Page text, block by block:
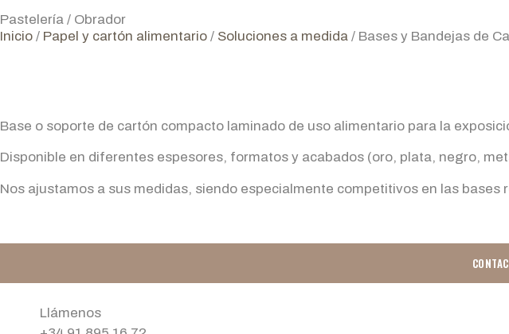
Pastelería / Obrador
Inicio / Papel y cartón alimentario / Soluciones a medida / Bases y Bandejas de
Base o soporte de cartón compacto laminado de uso alimentario para la
Disponible en diferentes espesores, formatos y acabados (oro, plata, negro,
Nos ajustamos a sus medidas, siendo especialmente competitivos en las bases
Llámenos